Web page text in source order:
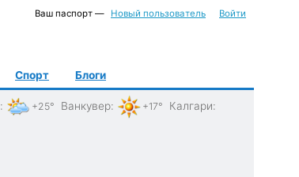
Ваш паспорт — Новый пользователь Войти
Спорт Блоги
: +25° Ванкувер: +17° Калгари: